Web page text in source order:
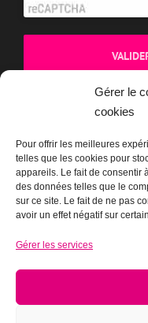
Gérer le
cookies
Pour offrir les meilleures
telles que les cookies pour
appareils. Le fait de consentir
des données telles que le
sur ce site. Le fait de ne pas
avoir un effet négatif sur
Gérer les services
BOUTIQUE